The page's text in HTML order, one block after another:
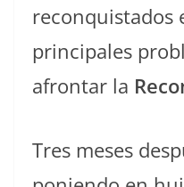
reconquistados
principales
afrontar la
Tres meses